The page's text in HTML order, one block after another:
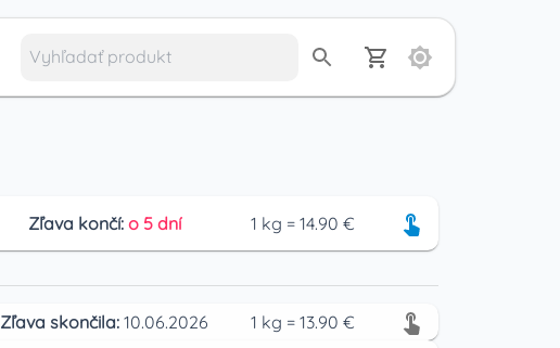
Zľava končí: o 5 dní 1 kg = 14.90 €
Zľava skončila:10.06.2026 1 kg = 13.90 €